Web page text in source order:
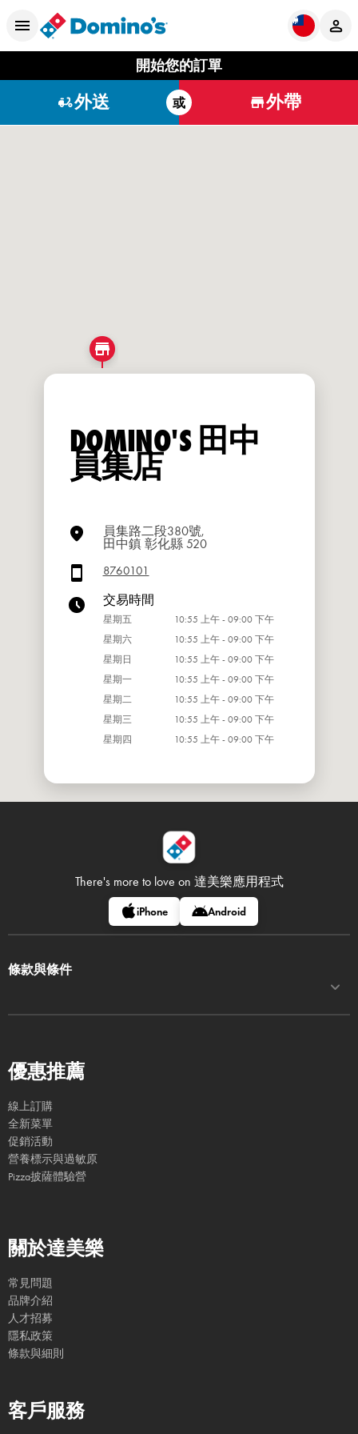
開始您的訂單
外送 或 外帶
DOMINO'S 田中
員集店
員集路二段380號,
田中鎮 彰化縣 520
8760101
交易時間
星期五
10:55 上午 - 09:00 下午
星期六
10:55 上午 - 09:00 下午
星期日
10:55 上午 - 09:00 下午
星期一
10:55 上午 - 09:00 下午
星期二
10:55 上午 - 09:00 下午
星期三
10:55 上午 - 09:00 下午
星期四
10:55 上午 - 09:00 下午
There's more to love on 達美樂應用程式
iPhone Android
條款與條件
優惠推薦
線上訂購
全新菜單
促銷活動
營養標示與過敏原
Pizza披薩體驗營
關於達美樂
常見問題
品牌介紹
人才招募
隱私政策
條款與細則
客戶服務